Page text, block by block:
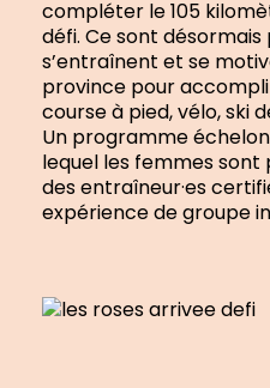
compléter le 105
défi. Ce sont
s’entraînent et se
province pour
course à pied, vélo, ski
Un programme
lequel les femmes
des entraîneur·es
expérience de groupe